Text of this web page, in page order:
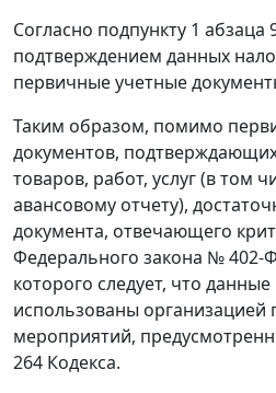
Согласно подпункту 1 абзаца
подтверждением данных
первичные учетные
Таким образом, помимо
документов,
товаров, работ, услуг (в том
авансовому отчету),
документа, отвечающего
Федерального закона № 402-
которого следует, что
использованы организацией
мероприятий,
264 Кодекса.